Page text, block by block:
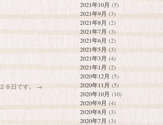
２８日です。 →
2021年10月 (5)
2021年9月(3)
2021年8月 (2)
2021年7月 (3)
2021年6月 (2)
2021年5月(3)
2021年3月 (4)
2021年1月 (2)
2020年12月 (5)
2020年11月 (5)
2020年10月 (10)
2020年9月 (4)
2020年8月 (3)
2020年7月 (3)